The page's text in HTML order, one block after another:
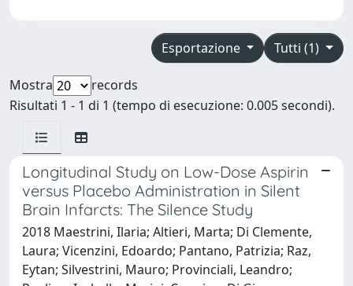
Tutti (1)
Esportazione
Mostra
records
Risultati 1 - 1 di 1 (tempo di esecuzione: 0.005 secondi).
Longitudinal Study on Low-Dose Aspirin
versus Placebo Administration in Silent
Brain Infarcts: The Silence Study
2018 Maestrini, Ilaria; Altieri, Marta; Di Clemente,
Laura; Vicenzini, Edoardo; Pantano, Patrizia; Raz,
Eytan; Silvestrini, Mauro; Provinciali, Leandro;